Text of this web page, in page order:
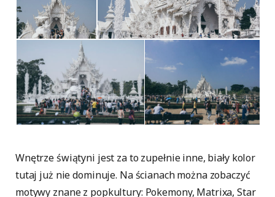
Wnętrze świątyni jest za to zupełnie inne, biały kolor
tutaj już nie dominuje. Na ścianach można zobaczyć
motywy znane z popkultury: Pokemony, Matrixa, Star